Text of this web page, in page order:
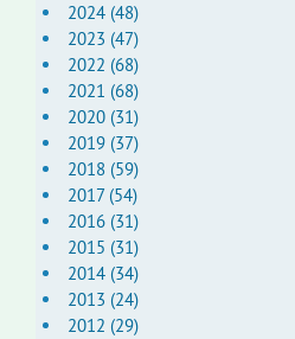
2024 (48)
2023 (47)
2022 (68)
2021 (68)
2020 (31)
2019 (37)
2018 (59)
2017 (54)
2016 (31)
2015 (31)
2014 (34)
2013 (24)
2012 (29)